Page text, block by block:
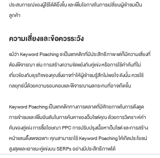
ประสบการณ์ของผู้ใช้ได้ดียิ่งขึ้น และเพิ่มโอกาสในการเปลี่ยนผู้เข้าชมเป็น
ลูกค้า
ความเสี่ยงและข้อควรระวัง
แม้ว่า Keyword Poaching จะเป็นแทคติกที่มีประสิทธิภาพ แต่ก็มีความเสี่ยงที่
ต้องพิจารณา เช่น การสร้างความขัดแย้งกับคู่แข่ง หรือการใช้คำค้นที่ไม่
เกี่ยวข้องกับธุรกิจของคุณซึ่งอาจทำให้ผู้เข้าชมรู้สึกไม่พอใจ ดังนั้น ควรใช้
กลยุทธ์นี้ด้วยความรอบคอบและพิจารณาผลกระทบที่อาจเกิดขึ้น
Keyword Poaching เป็นแทคติกทางการตลาดที่มีศักยภาพในการดึงดูด
การเข้าชมและเพิ่มอันดับในการค้นหาของเว็บไซต์คุณ ด้วยการวิเคราะห์คำ
ค้นของคู่แข่ง การซื้อโฆษณา PPC การปรับปรุงเนื้อหาเว็บไซต์ และการสร้าง
หน้าแลนดิ้งเพจเฉพาะ คุณสามารถใช้ Keyword Poaching ให้เกิดประโยชน์
สูงสุดและเอาชนะคู่แข่งบน SERPs อย่างมีประสิทธิภาพได้